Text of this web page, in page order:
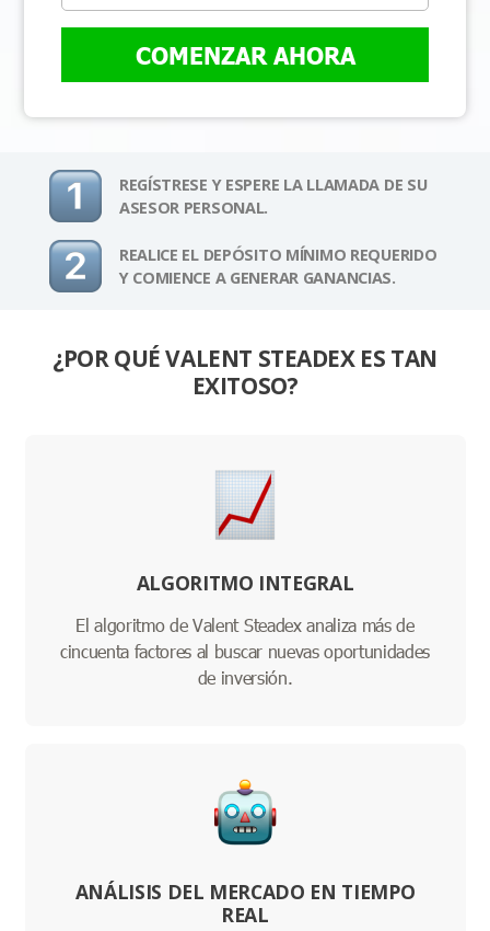
COMENZAR AHORA
REGÍSTRESE Y ESPERE LA LLAMADA DE SU
ASESOR PERSONAL.
REALICE EL DEPÓSITO MÍNIMO REQUERIDO
Y COMIENCE A GENERAR GANANCIAS.
¿POR QUÉ VALENT STEADEX ES TAN
EXITOSO?
ALGORITMO INTEGRAL
El algoritmo de Valent Steadex analiza más de
cincuenta factores al buscar nuevas oportunidades
de inversión.
ANÁLISIS DEL MERCADO EN TIEMPO
REAL